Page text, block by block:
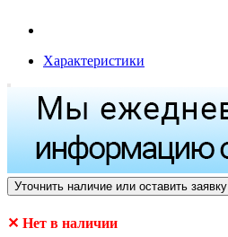
Характеристики
Уточнить наличие или оставить заявку
✕ Нет в наличии